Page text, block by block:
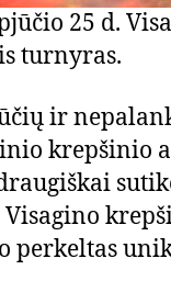
25 d.
turnyras.
ir
krepšinio
perkeltas